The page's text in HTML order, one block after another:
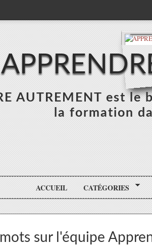
AUTREMENT est
la formation
ACCUEIL CATÉGORIES
sur l'équipe